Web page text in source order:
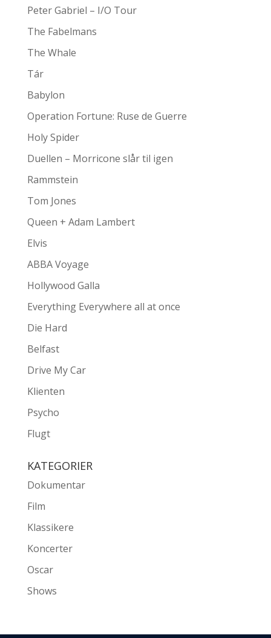
Peter Gabriel – I/O Tour
The Fabelmans
The Whale
Tár
Babylon
Operation Fortune: Ruse de Guerre
Holy Spider
Duellen – Morricone slår til igen
Rammstein
Tom Jones
Queen + Adam Lambert
Elvis
ABBA Voyage
Hollywood Galla
Everything Everywhere all at once
Die Hard
Belfast
Drive My Car
Klienten
Psycho
Flugt
KATEGORIER
Dokumentar
Film
Klassikere
Koncerter
Oscar
Shows